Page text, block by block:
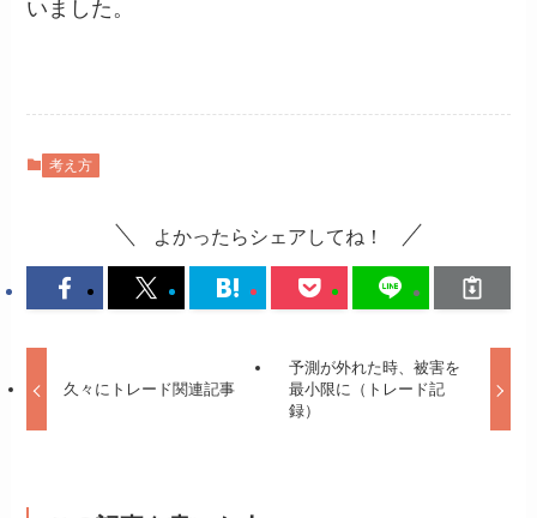
いました。
考え方
よかったらシェアしてね！
久々にトレード関連記事
予測が外れた時、被害を
最小限に（トレード記
録）